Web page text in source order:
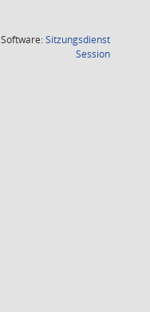
Software:Sitzungsdienst
Session(Wird in